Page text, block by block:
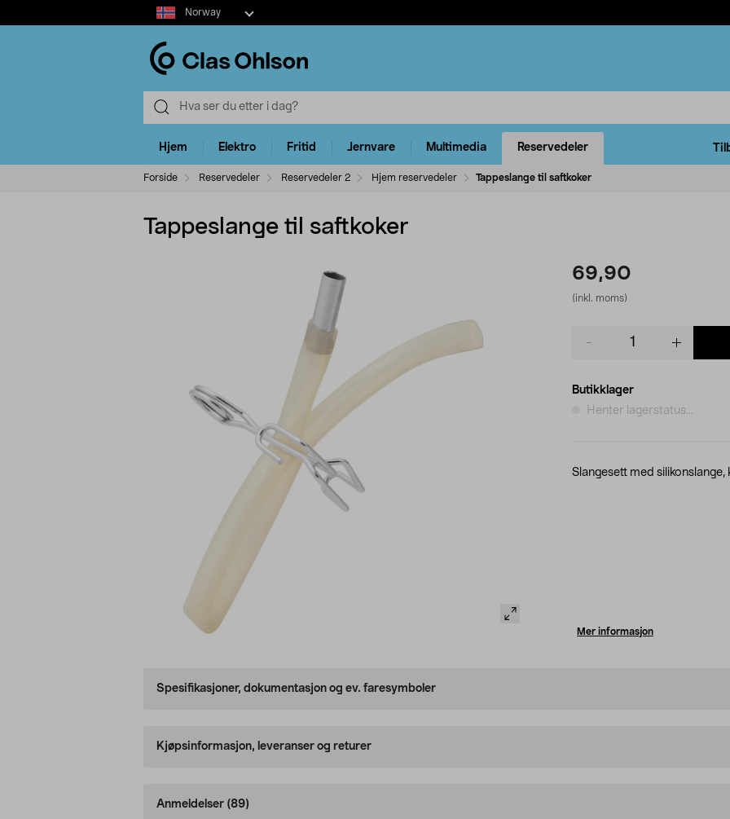
Select
market
Norway
Hjem Elektro Fritid Jernvare Multimedia Reservedeler
Forside Reservedeler Reservedeler 2 Hjem reservedeler Tappeslange til saftkoker
Tappeslange til saftkoker
69,90
(inkl. moms)
Butikklager
Henter lagerstatus...
Slangesett med
Mer informasjon
Spesifikasjoner, dokumentasjon og ev. faresymboler
Kjøpsinformasjon, leveranser og returer
Anmeldelser (89)